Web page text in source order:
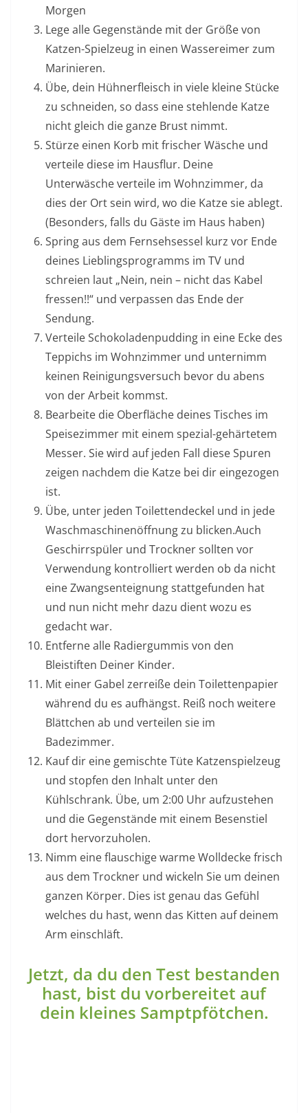
Morgen
Lege alle Gegenstände mit der Größe von
Katzen-Spielzeug in einen Wassereimer zum
Marinieren.
Übe, dein Hühnerfleisch in viele kleine Stücke
zu schneiden, so dass eine stehlende Katze
nicht gleich die ganze Brust nimmt.
Stürze einen Korb mit frischer Wäsche und
verteile diese im Hausflur. Deine
Unterwäsche verteile im Wohnzimmer, da
dies der Ort sein wird, wo die Katze sie ablegt.
(Besonders, falls du Gäste im Haus haben)
Spring aus dem Fernsehsessel kurz vor Ende
deines Lieblingsprogramms im TV und
schreien laut „Nein, nein – nicht das Kabel
fressen!!“ und verpassen das Ende der
Sendung.
Verteile Schokoladenpudding in eine Ecke des
Teppichs im Wohnzimmer und unternimm
keinen Reinigungsversuch bevor du abens
von der Arbeit kommst.
Bearbeite die Oberfläche deines Tisches im
Speisezimmer mit einem spezial-gehärtetem
Messer. Sie wird auf jeden Fall diese Spuren
zeigen nachdem die Katze bei dir eingezogen
ist.
Übe, unter jeden Toilettendeckel und in jede
Waschmaschinenöffnung zu blicken.Auch
Geschirrspüler und Trockner sollten vor
Verwendung kontrolliert werden ob da nicht
eine Zwangsenteignung stattgefunden hat
und nun nicht mehr dazu dient wozu es
gedacht war.
Entferne alle Radiergummis von den
Bleistiften Deiner Kinder.
Mit einer Gabel zerreiße dein Toilettenpapier
während du es aufhängst. Reiß noch weitere
Blättchen ab und verteilen sie im
Badezimmer.
Kauf dir eine gemischte Tüte Katzenspielzeug
und stopfen den Inhalt unter den
Kühlschrank. Übe, um 2:00 Uhr aufzustehen
und die Gegenstände mit einem Besenstiel
dort hervorzuholen.
Nimm eine flauschige warme Wolldecke frisch
aus dem Trockner und wickeln Sie um deinen
ganzen Körper. Dies ist genau das Gefühl
welches du hast, wenn das Kitten auf deinem
Arm einschläft.
Jetzt, da du den Test bestanden
hast, bist du vorbereitet auf
dein kleines Samptpfötchen.